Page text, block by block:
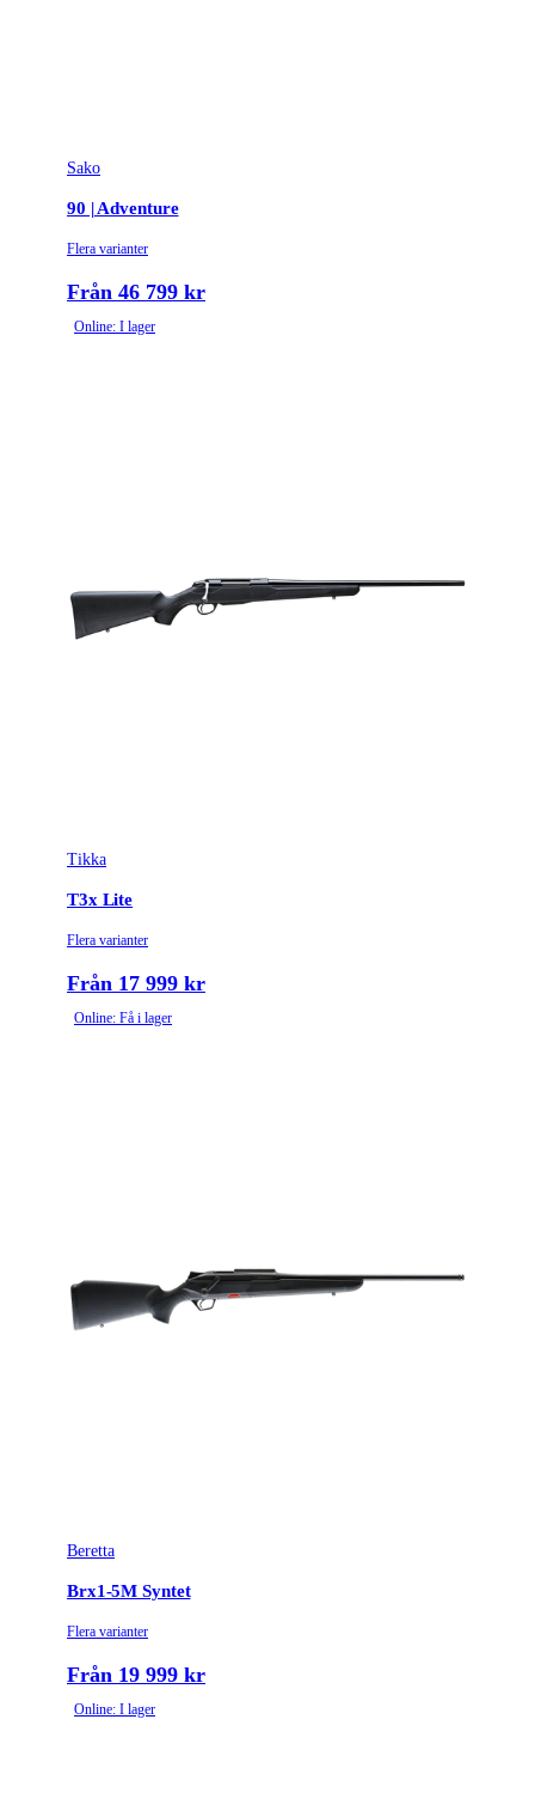
Sako
90 | Adventure
Flera varianter
Från 46 799 kr
Online: I lager
Tikka
T3x Lite
Flera varianter
Från 17 999 kr
Online: Få i lager
Beretta
Brx1-5M Syntet
Flera varianter
Från 19 999 kr
Online: I lager